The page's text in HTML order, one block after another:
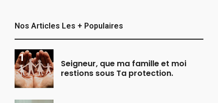
Nos Articles Les + Populaires
Seigneur, que ma famille et moi
restions sous Ta protection.